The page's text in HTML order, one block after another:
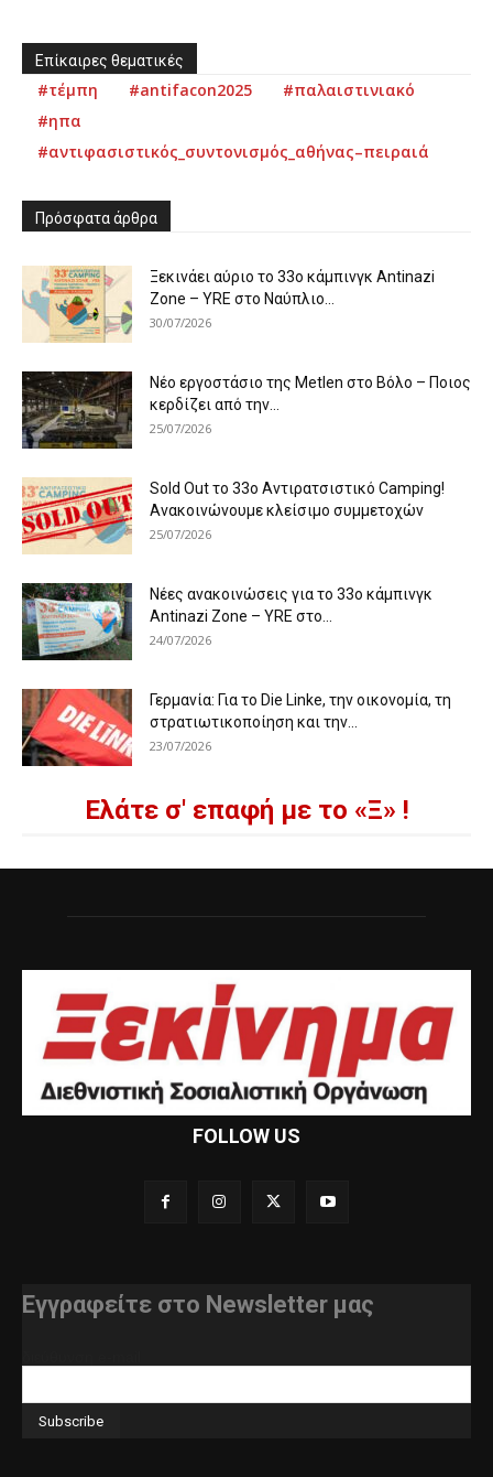
Επίκαιρες θεματικές
#τέμπη #antifacon2025
#παλαιστινιακό
#ηπα
#αντιφασιστικός_συντονισμός_αθήνας–πειραιά
Πρόσφατα άρθρα
Ξεκινάει αύριο το 33ο κάμπινγκ Antinazi
Zone – YRE στο Ναύπλιο...
30/07/2026
Νέο εργοστάσιο της Metlen στο Βόλο – Ποιος
κερδίζει από την...
25/07/2026
Sold Out το 33ο Αντιρατσιστικό Camping!
Ανακοινώνουμε κλείσιμο συμμετοχών
25/07/2026
Νέες ανακοινώσεις για το 33ο κάμπινγκ
Antinazi Zone – YRE στο...
24/07/2026
Γερμανία: Για το Die Linke, την οικονομία, τη
στρατιωτικοποίηση και την...
23/07/2026
Ελάτε σ' επαφή με το «Ξ» !
FOLLOW US
Εγγραφείτε στο Newsletter μας